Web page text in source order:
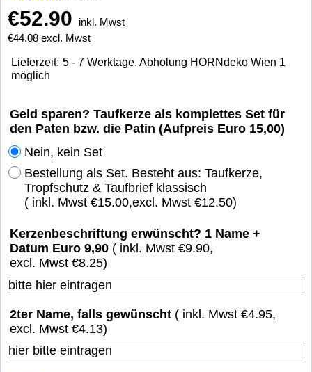
€52.90
inkl. Mwst
€44.08 excl. Mwst
Lieferzeit: 5 - 7 Werktage, Abholung HORNdeko Wien 1
möglich
Geld sparen? Taufkerze als komplettes Set für
den Paten bzw. die Patin (Aufpreis Euro 15,00)
Nein, kein Set
Bestellung als Set. Besteht aus: Taufkerze,
Tropfschutz & Taufbrief klassisch
( inkl. Mwst €15.00,excl. Mwst €12.50)
Kerzenbeschriftung erwünscht? 1 Name +
Datum Euro 9,90 ( inkl. Mwst €9.90,
excl. Mwst €8.25)
2ter Name, falls gewünscht ( inkl. Mwst €4.95,
excl. Mwst €4.13)